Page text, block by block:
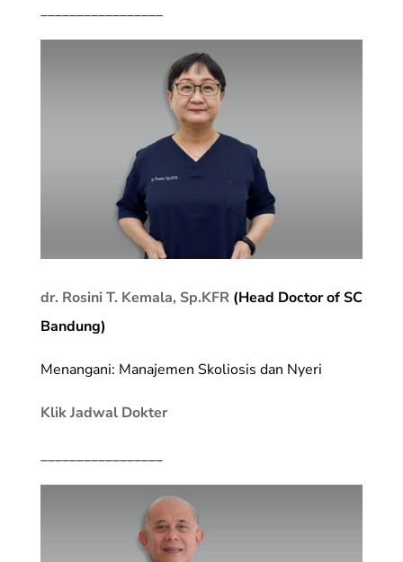
_________________
dr. Rosini T. Kemala, Sp.KFR(Head Doctor of SC
Bandung)
Menangani: Manajemen Skoliosis dan Nyeri
Klik Jadwal Dokter
_________________